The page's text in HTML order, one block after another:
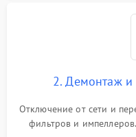
2. Демонтаж и
Отключение от сети и
фильтров и